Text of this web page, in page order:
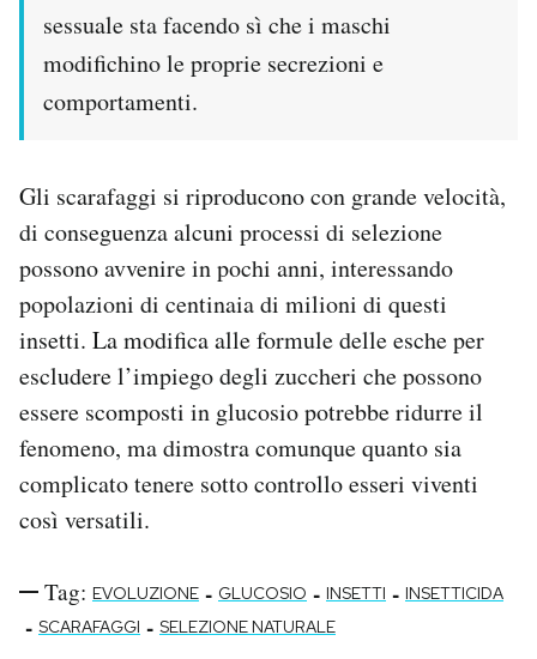
sessuale sta facendo sì che i maschi
modifichino le proprie secrezioni e
comportamenti.
Gli scarafaggi si riproducono con grande velocità,
di conseguenza alcuni processi di selezione
possono avvenire in pochi anni, interessando
popolazioni di centinaia di milioni di questi
insetti. La modifica alle formule delle esche per
escludere l’impiego degli zuccheri che possono
essere scomposti in glucosio potrebbe ridurre il
fenomeno, ma dimostra comunque quanto sia
complicato tenere sotto controllo esseri viventi
così versatili.
Tag: EVOLUZIONE - GLUCOSIO - INSETTI - INSETTICIDA
- SCARAFAGGI - SELEZIONE NATURALE